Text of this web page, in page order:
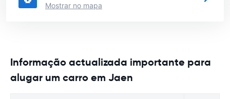
Mostrar no mapa
Informação actualizada importante para
alugar um carro em Jaen